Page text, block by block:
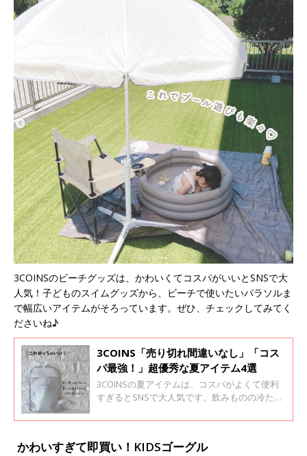
3COINSのビーチグッズは、かわいくてコスパがいいとSNSで大
人気！子どものスイムグッズから、ビーチで使いたいパラソルま
で幅広いアイテムがそろっています。ぜひ、チェックしてみてく
ださいね♪
3COINS「売り切れ間違いなし」「コス
パ最強！」超優秀な夏アイテム4選
3COINSの夏アイテムは、コスパがよくて便利
すぎるとSNSで大人気です。飲みものの冷たさ
気持ちいい冷感アイテムなど気になるアイテム
ひチェックしてみてくださいね♪
かわいすぎて即買い！KIDSゴーグル